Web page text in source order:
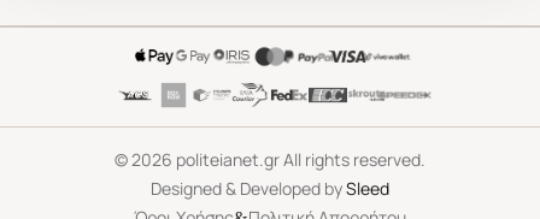
©2026 politeianet.gr All rights reserved.
Designed & Developed bySleed